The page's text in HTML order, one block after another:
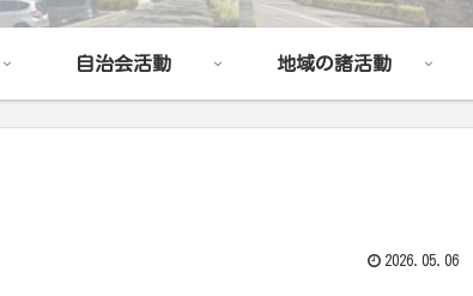
自治会活動 地域の諸活動
2026.05.06